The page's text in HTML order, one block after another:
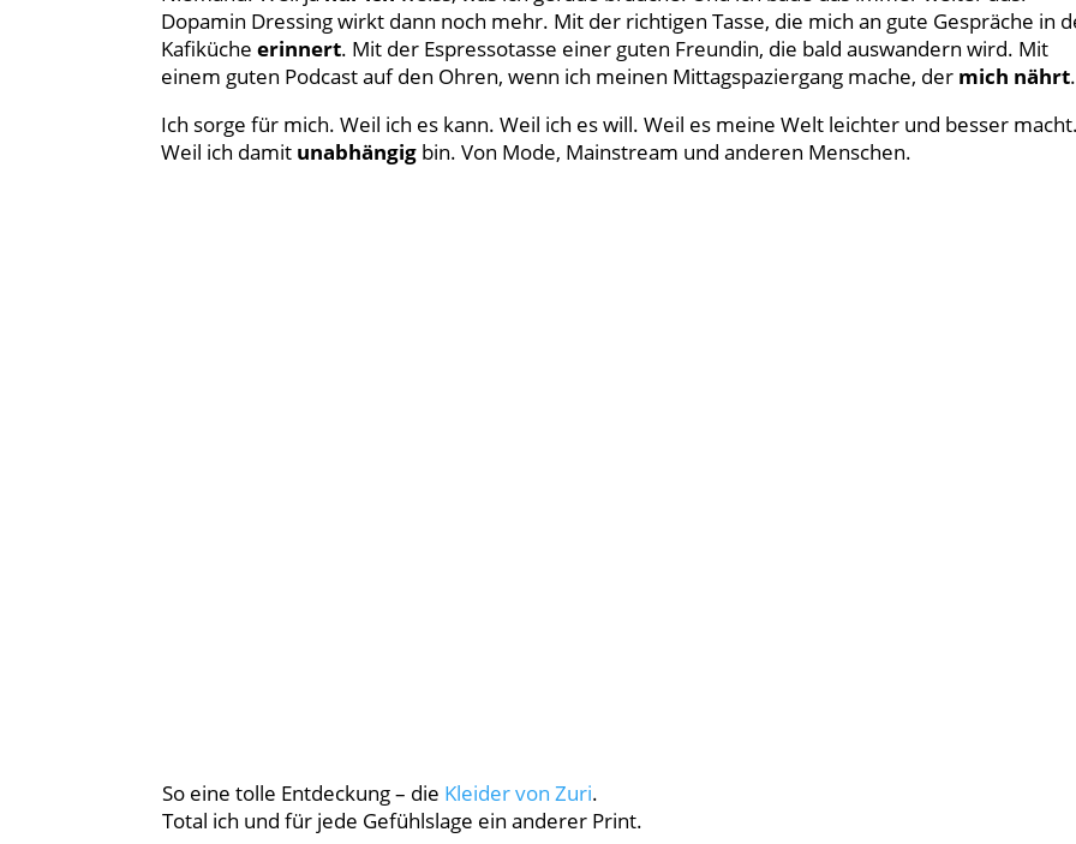
Dopamin Dressing wirkt dann noch mehr. Mit der richtigen Tasse, die mich an gute Gespräche in
Kafikücheerinnert. Mit der Espressotasse einer guten Freundin, die bald auswandern wird. Mit
einem guten Podcast auf den Ohren, wenn ich meinen Mittagspaziergang mache, der mich nährt.
Ich sorge für mich. Weil ich es kann. Weil ich es will. Weil es meine Welt leichter und besser macht.
Weil ich damit unabhängig bin. Von Mode, Mainstream und anderen Menschen.
So eine tolle Entdeckung – die Kleider von Zuri.
Total ich und für jede Gefühlslage ein anderer Print.